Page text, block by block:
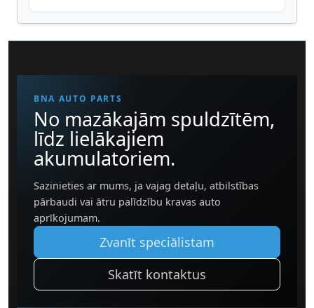
BNA AUTO PARTS
No mazākajām spuldzītēm,
līdz lielākajiem
akumulatoriem.
Sazinieties ar mums, ja vajag detaļu, atbilstības
pārbaudi vai ātru palīdzību kravas auto
aprīkojumam.
Zvanīt speciālistam
Skatīt kontaktus